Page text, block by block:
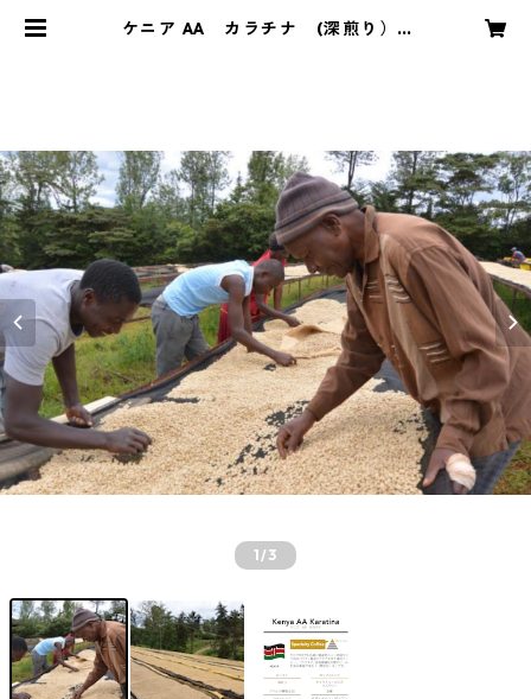
ケニア AA カラチナ (深煎り） |
1/3